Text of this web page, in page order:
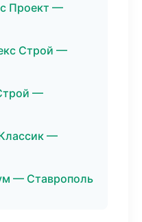
Проект —
Строй —
—
—
— Ставрополь